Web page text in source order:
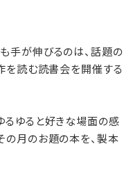
手が伸びるのは、話題の
を読む読書会を開催する
るゆると好きな場面の感
の月のお題の本を、製本